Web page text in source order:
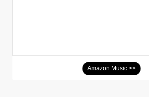
Amazon Music >>